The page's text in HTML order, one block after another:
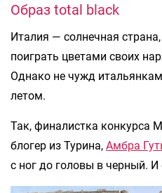
Образ total black
Италия — солнечная
поиграть цветами своих
Однако не чужд
летом.
Так, финалистка конкурса
блогер из Турина, Амбра
с ног до головы в черный. И